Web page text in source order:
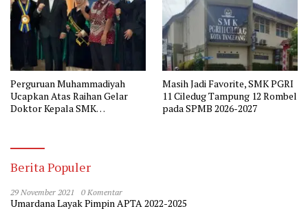
Perguruan Muhammadiyah
Ucapkan Atas Raihan Gelar
Doktor Kepala SMK
Masih Jadi Favorite, SMK PGRI
11 Ciledug Tampung 12 Rombel
pada SPMB 2026-2027
Berita Populer
29 November 2021 0 Komentar
Umardana Layak Pimpin APTA 2022-2025